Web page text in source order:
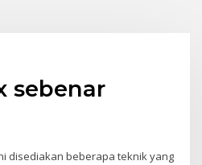
sebenar
disediakan beberapa teknik yang